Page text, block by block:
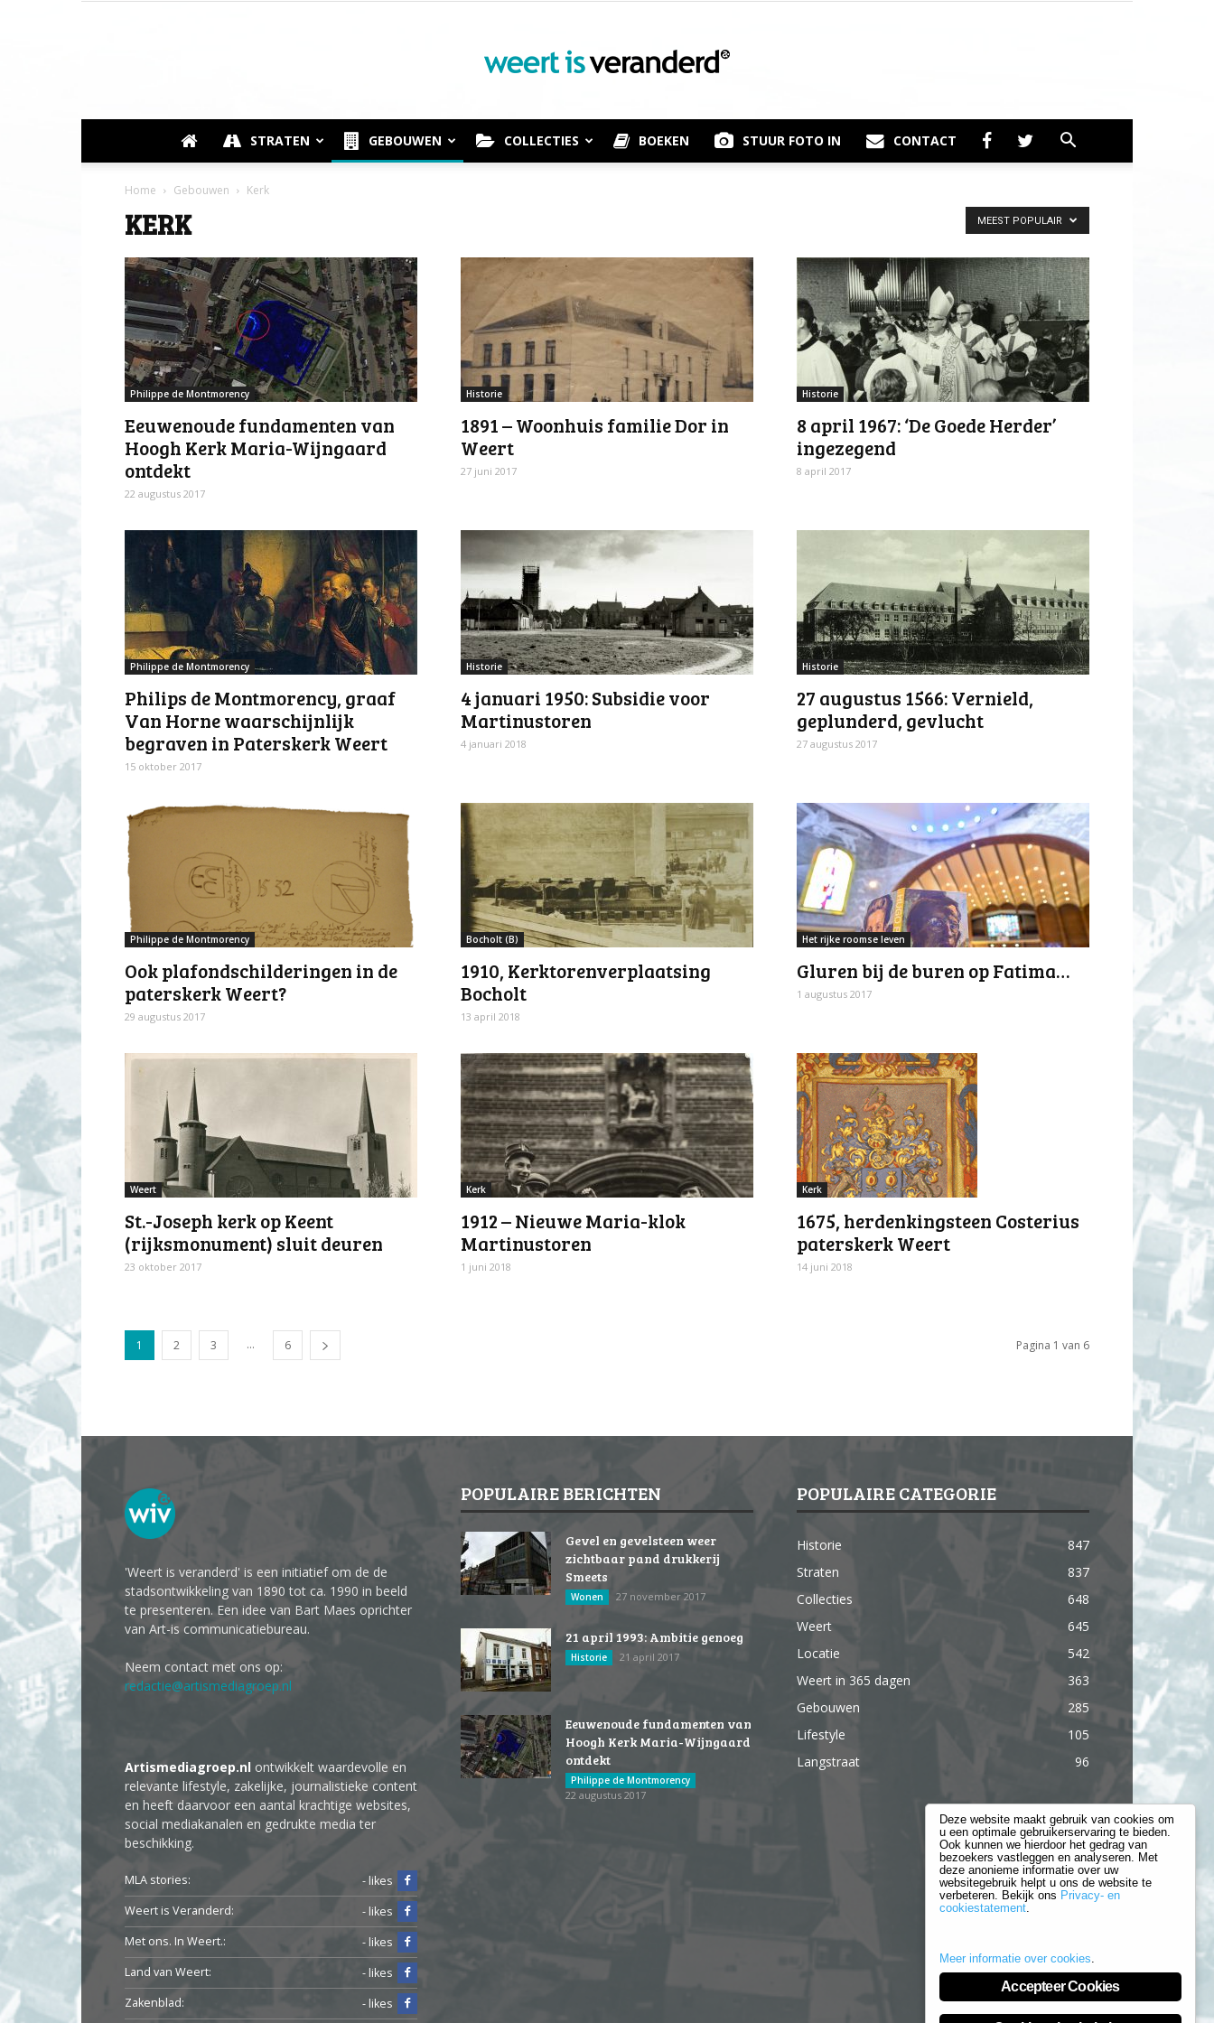
Weert
Veranderd
STRATEN GEBOUWEN COLLECTIES BOEKEN STUUR FOTO IN CONTACT
Home Gebouwen Kerk
KERK MEEST POPULAIR
Philippe de Montmorency
Eeuwenoude fundamenten van
Hoogh Kerk Maria-Wijngaard
ontdekt
22 augustus 2017
Historie
1891 – Woonhuis familie Dor in
Weert
27 juni 2017
Historie
8 april 1967: ‘De Goede Herder’
ingezegend
8 april 2017
Philippe de Montmorency
Philips de Montmorency, graaf
Van Horne waarschijnlijk
begraven in Paterskerk Weert
15 oktober 2017
Historie
4 januari 1950: Subsidie voor
Martinustoren
4 januari 2018
Historie
27 augustus 1566: Vernield,
geplunderd, gevlucht
27 augustus 2017
Philippe de Montmorency
Ook plafondschilderingen in de
paterskerk Weert?
29 augustus 2017
Bocholt (B)
1910, Kerktorenverplaatsing
Bocholt
13 april 2018
Het rijke roomse leven
Gluren bij de buren op Fatima…
1 augustus 2017
Weert
St.-Joseph kerk op Keent
(rijksmonument) sluit deuren
23 oktober 2017
Kerk
1912 – Nieuwe Maria-klok
Martinustoren
1 juni 2018
Kerk
1675, herdenkingsteen Costerius
paterskerk Weert
14 juni 2018
1 2 3 ... 6 Pagina 1 van 6
'Weert is veranderd' is een initiatief om de de
stadsontwikkeling van 1890 tot ca. 1990 in beeld
te presenteren. Een idee van Bart Maes oprichter
van Art-is communicatiebureau.
Neem contact met ons op:
redactie@artismediagroep.nl
Artismediagroep.nl ontwikkelt waardevolle en
relevante lifestyle, zakelijke, journalistieke content
en heeft daarvoor een aantal krachtige websites,
social mediakanalen en gedrukte media ter
beschikking.
MLA stories:
- likes
Weert is Veranderd:
- likes
Met ons. In Weert.:
- likes
Land van Weert:
- likes
Zakenblad:
- likes
POPULAIRE BERICHTEN
Gevel en gevelsteen weer
zichtbaar pand drukkerij
Smeets
Wonen 27 november 2017
21 april 1993: Ambitie genoeg
Historie 21 april 2017
Eeuwenoude fundamenten van
Hoogh Kerk Maria-Wijngaard
ontdekt
Philippe de Montmorency
22 augustus 2017
POPULAIRE CATEGORIE
Historie
847
Straten
837
Collecties
648
Weert
645
Locatie
542
Weert in 365 dagen
363
Gebouwen
285
Lifestyle
105
Langstraat
96
Deze website maakt gebruik van cookies om
u een optimale gebruikerservaring te bieden.
Ook kunnen we hierdoor het gedrag van
bezoekers vastleggen en analyseren. Met
deze anonieme informatie over uw
websitegebruik helpt u ons de website te
verbeteren. Bekijk ons Privacy- en
cookiestatement.
Meer informatie over cookies.
Accepteer Cookies